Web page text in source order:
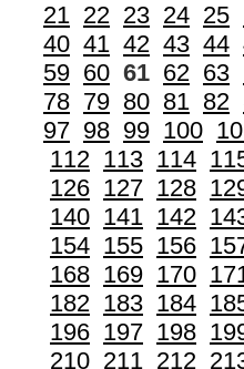
21 22 23 24 25
40 41 42 43 44
59 60 61 62 63
78 79 80 81 82
97 98 99 100
112 113 114
126 127 128
140 141 142
154 155 156
168 169 170
182 183 184
196 197 198
210 211 212